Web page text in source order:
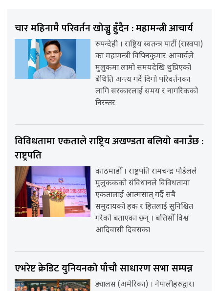
चार महिनामै परिवर्तन खोज्नु हुँदैन : महामन्त्री आचार्य
रुपन्देही । राष्ट्रिय स्वतन्त्र पार्टी (रास्वपा)
का महामन्त्री विपिनकुमार आचार्यले
मुलुकमा लामो समयदेखि थुप्रिएको
बेथिति अन्त्य गर्दै दिगो परिवर्तनका
लागि सरकारलाई समय र नागरिकको
निरन्तर
विविधतामा एकताले राष्ट्रिय अखण्डता बलियो बनाउँछ :
राष्ट्रपति
काठमाडौँ । राष्ट्रपति रामचन्द्र पौडेलले
मुलुककको संविधानले विविधतामा
एकतालाई आत्मसात् गर्दै सबै
समुदायको हक र हितलाई सुनिश्चित
गरेको बताएका छन् । बत्तिसौँ विश्व
आदिवासी दिवसका
एभरेष्ट क्रेडिट युनियनको पाँचौ साधारण सभा सम्पन्न
ड्यालस (अमेरिका) । नेपालीहरुद्वारा